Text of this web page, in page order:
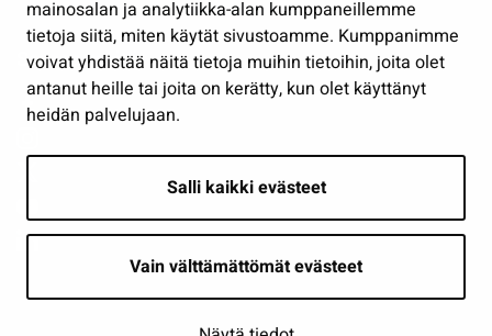
mainosalan ja analytiikka-alan kumppaneillemme
tietoja siitä, miten käytät sivustoamme. Kumppanimme
voivat yhdistää näitä tietoja muihin tietoihin, joita olet
antanut heille tai joita on kerätty, kun olet käyttänyt
heidän palvelujaan.
Salli kaikki evästeet
Vain välttämättömät evästeet
Seuraa meitä